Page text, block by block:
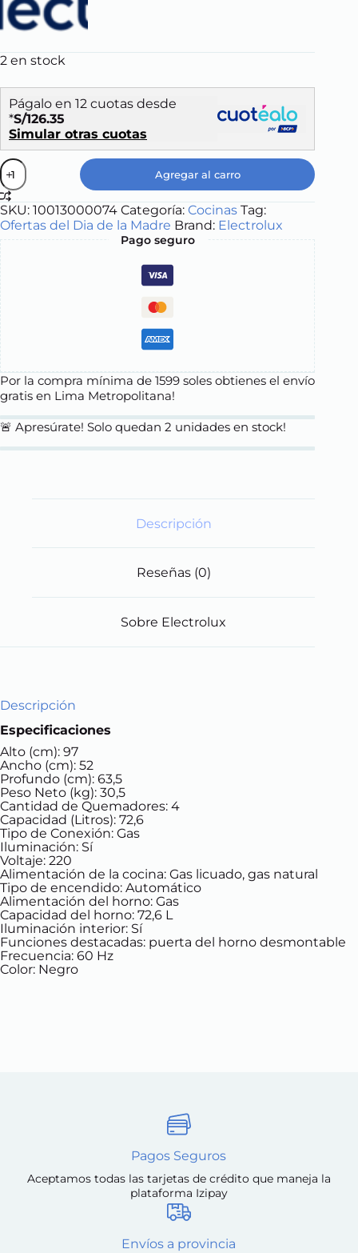
2 en stock
Págalo en 12 cuotas desde
*S/126.35
Simular otras cuotas
COCINA
A
GAS
4
HORNILLAS
ELECTROLUX
FE4GP
quantity
Agregar al carro
SKU: 10013000074 Categoría: Cocinas Tag:
Ofertas del Dia de la Madre Brand: Electrolux
Pago seguro
Por la compra mínima de 1599 soles obtienes el envío
gratis en Lima Metropolitana!
🚨 Apresúrate! Solo quedan 2 unidades en stock!
Descripción
Reseñas (0)
Sobre Electrolux
Descripción
Especificaciones
Alto (cm): 97
Ancho (cm): 52
Profundo (cm): 63,5
Peso Neto (kg): 30,5
Cantidad de Quemadores: 4
Capacidad (Litros): 72,6
Tipo de Conexión: Gas
Iluminación: Sí
Voltaje: 220
Alimentación de la cocina: Gas licuado, gas natural
Tipo de encendido: Automático
Alimentación del horno: Gas
Capacidad del horno: 72,6 L
Iluminación interior: Sí
Funciones destacadas: puerta del horno desmontable
Frecuencia: 60 Hz
Color: Negro
Pagos Seguros
Aceptamos todas las tarjetas de crédito que maneja la
plataforma Izipay
Envíos a provincia